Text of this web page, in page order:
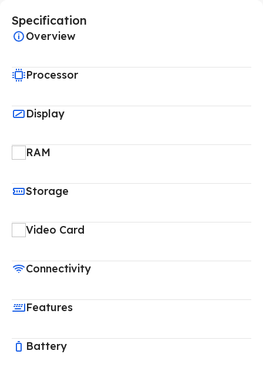
Specification
Overview
Processor
Display
RAM
Storage
Video Card
Connectivity
Features
Battery